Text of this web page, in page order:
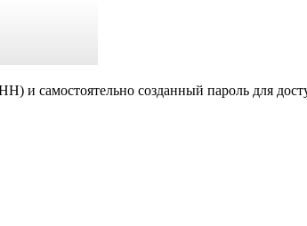
самостоятельно созданный пароль для